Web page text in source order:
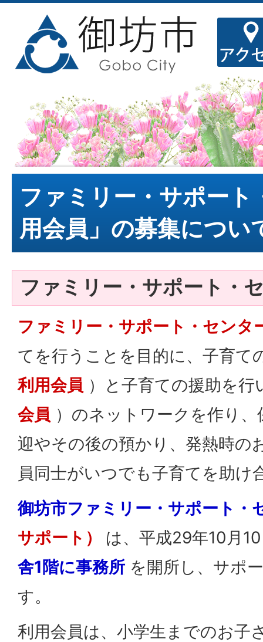
ファミリー・サポート
用会員」の募集につい
ファミリー・サポート・
ファミリー・サポート・センタ
てを行うことを目的に、子育て
利用会員 ）と子育ての援助を
会員 ）のネットワークを作り
迎やその後の預かり、発熱時の
員同士がいつでも子育てを助け
御坊市ファミリー・サポート・
サポート）
は、平成29年10月
舎1階に事務所 を開所し、サポ
す。
利用会員は、小学生までのお子